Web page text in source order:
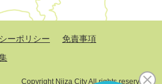
ーポリシー
免責事項
Copyright Niiza City All rights reserved.